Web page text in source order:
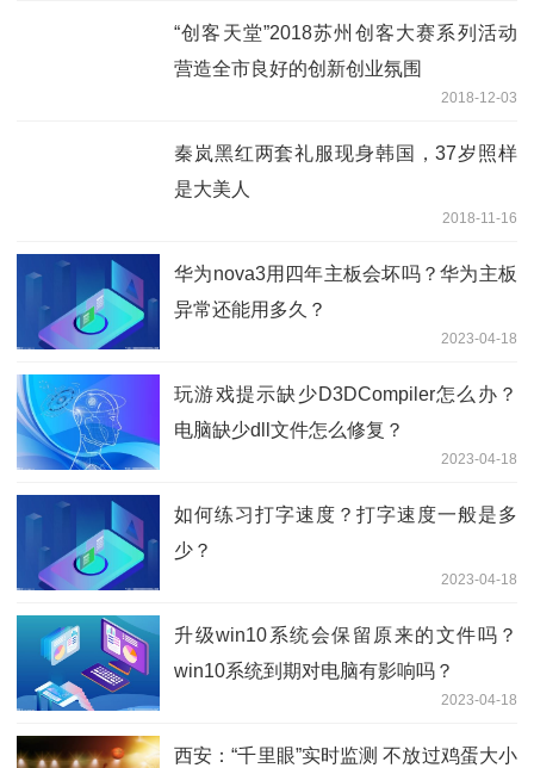
“创客天堂”2018苏州创客大赛系列活动
营造全市良好的创新创业氛围
2018-12-03
秦岚黑红两套礼服现身韩国，37岁照样
是大美人
2018-11-16
华为nova3用四年主板会坏吗？华为主板
异常还能用多久？
2023-04-18
玩游戏提示缺少D3DCompiler怎么办？
电脑缺少dll文件怎么修复？
2023-04-18
如何练习打字速度？打字速度一般是多
少？
2023-04-18
升级win10系统会保留原来的文件吗？
win10系统到期对电脑有影响吗？
2023-04-18
西安：“千里眼”实时监测 不放过鸡蛋大小